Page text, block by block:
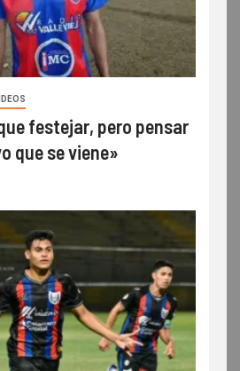
festejar, pero pensar
que se viene»